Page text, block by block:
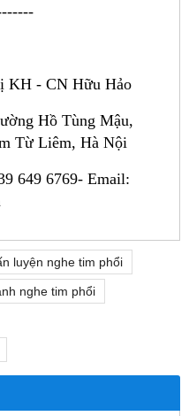
KH - CN Hữu Hảo
Hồ Tùng Mậu,
Từ Liêm, Hà Nội
649 6769- Email:
luyện nghe tim phổi
nghe tim phổi